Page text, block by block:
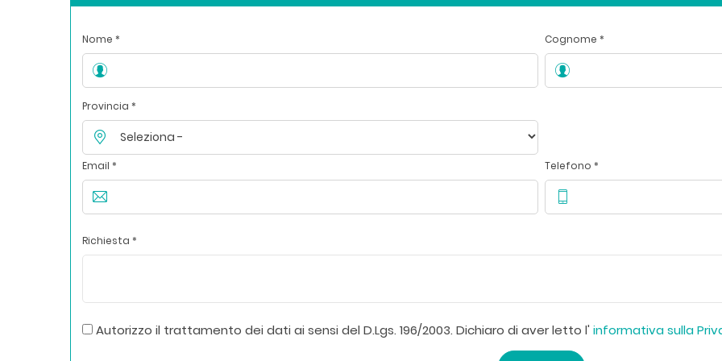
Nome * Cognome *
Provincia *
Email * Telefono *
Richiesta *
Autorizzo il trattamento dei dati ai sensi del D.Lgs. 196/2003. Dichiaro di aver letto l' informativa sulla